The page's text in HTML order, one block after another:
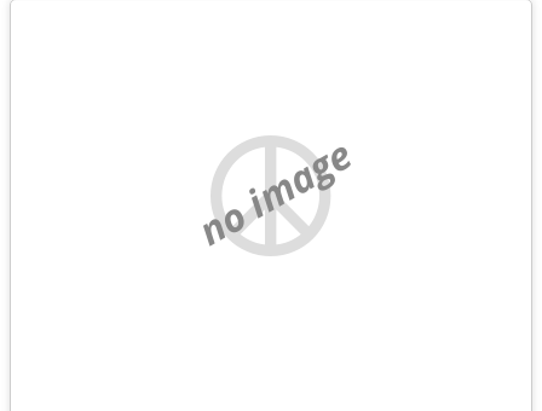
no image